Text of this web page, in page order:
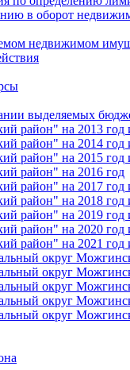
в оборот
недвижимом
выделяемых
район" на 2013 год
район" на 2014 год
район" на 2015 год
район" на 2016 год
район" на 2017 год
район" на 2018 год
район" на 2019 год
район" на 2020 год
район" на 2021 год
округ
округ
округ
округ
округ